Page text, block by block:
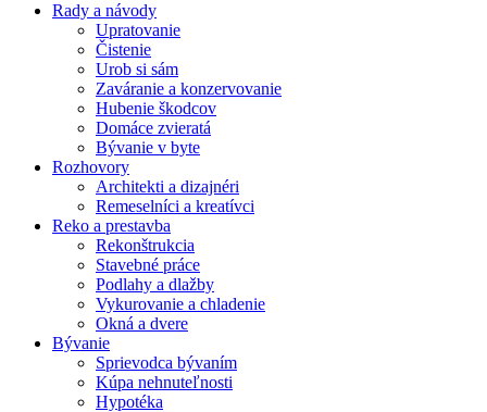
Rady a návody
Upratovanie
Čistenie
Urob si sám
Zaváranie a konzervovanie
Hubenie škodcov
Domáce zvieratá
Bývanie v byte
Rozhovory
Architekti a dizajnéri
Remeselníci a kreatívci
Reko a prestavba
Rekonštrukcia
Stavebné práce
Podlahy a dlažby
Vykurovanie a chladenie
Okná a dvere
Bývanie
Sprievodca bývaním
Kúpa nehnuteľnosti
Hypotéka